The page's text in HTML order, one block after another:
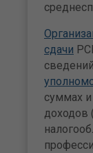
сдачи
суммах
доходов